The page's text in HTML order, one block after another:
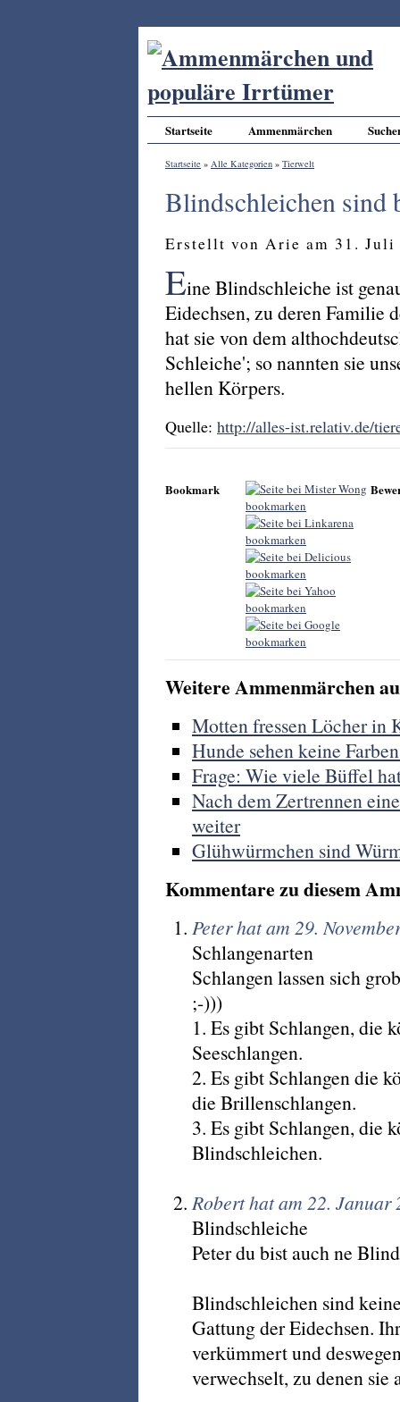
Startseite Ammenmärchen
Startseite » Alle Kategorien » Tierwelt
Blindschleichen sind
Erstellt von Arie am 31. Juli
Eine Blindschleiche ist
Eidechsen, zu deren Familie
hat sie von dem
Schleiche'; so nannten sie
hellen Körpers.
Quelle: http://alles-ist.relativ.de/
Bookmark
Weitere Ammenmärchen
Motten fressen Löcher in
Hunde sehen keine
Frage: Wie viele Büffel
Nach dem Zertrennen
weiter
Glühwürmchen sind
Kommentare zu diesem
Peter hat am 29.
Schlangenarten
Schlangen lassen sich
;-)))
1. Es gibt Schlangen, die
Seeschlangen.
2. Es gibt Schlangen die
die Brillenschlangen.
3. Es gibt Schlangen, die
Blindschleichen.
Robert hat am 22.
Blindschleiche
Peter du bist auch ne
Blindschleichen sind
Gattung der Eidechsen.
verkümmert und
verwechselt, zu denen